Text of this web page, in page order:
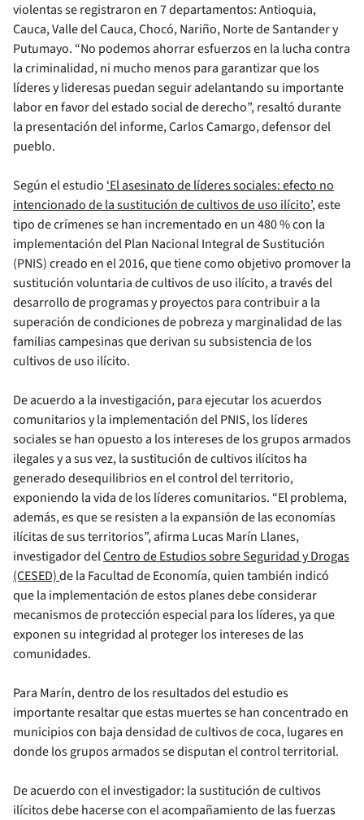
violentas se registraron en 7 departamentos: Antioquia,
Cauca, Valle del Cauca, Chocó, Nariño, Norte de Santander y
Putumayo. “No podemos ahorrar esfuerzos en la lucha contra
la criminalidad, ni mucho menos para garantizar que los
líderes y lideresas puedan seguir adelantando su importante
labor en favor del estado social de derecho”, resaltó durante
la presentación del informe, Carlos Camargo, defensor del
pueblo.
Según el estudio ‘El asesinato de líderes sociales: efecto no
intencionado de la sustitución de cultivos de uso ilícito’, este
tipo de crímenes se han incrementado en un 480 % con la
implementación del Plan Nacional Integral de Sustitución
(PNIS) creado en el 2016, que tiene como objetivo promover la
sustitución voluntaria de cultivos de uso ilícito, a través del
desarrollo de programas y proyectos para contribuir a la
superación de condiciones de pobreza y marginalidad de las
familias campesinas que derivan su subsistencia de los
cultivos de uso ilícito.
De acuerdo a la investigación, para ejecutar los acuerdos
comunitarios y la implementación del PNIS, los líderes
sociales se han opuesto a los intereses de los grupos armados
ilegales y a sus vez, la sustitución de cultivos ilícitos ha
generado desequilibrios en el control del territorio,
exponiendo la vida de los líderes comunitarios. “El problema,
además, es que se resisten a la expansión de las economías
ilícitas de sus territorios”, afirma Lucas Marín Llanes,
investigador delCentro de Estudios sobre Seguridad y Drogas
(CESED)de la Facultad de Economía, quien también indicó
que la implementación de estos planes debe considerar
mecanismos de protección especial para los líderes, ya que
exponen su integridad al proteger los intereses de las
comunidades.
Para Marín, dentro de los resultados del estudio es
importante resaltar que estas muertes se han concentrado en
municipios con baja densidad de cultivos de coca, lugares en
donde los grupos armados se disputan el control territorial.
De acuerdo con el investigador: la sustitución de cultivos
ilícitos debe hacerse con el acompañamiento de las fuerzas